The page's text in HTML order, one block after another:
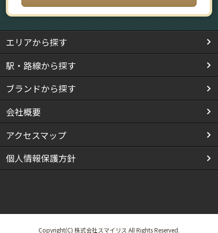
エリアから探す
駅・路線から探す
ブランドから探す
会社概要
アクセスマップ
個人情報保護方針
Copyright(C) 株式会社スマイリス All Rights Reserved.